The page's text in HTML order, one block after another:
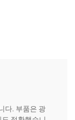
다. 부품은 광